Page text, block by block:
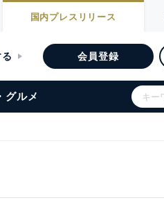
国内プレスリリース
会員登録
グルメ